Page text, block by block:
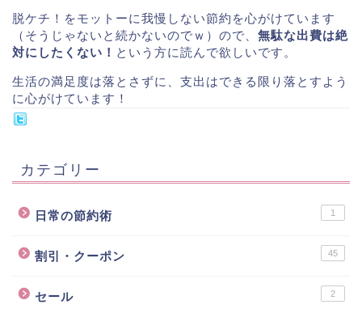
脱ケチ！をモットーに我慢しない節約を心がけています
（そうじゃないと続かないのでｗ）ので、 無駄な出費は絶
対にしたくない！ という方に読んで欲しいです。
生活の満足度は落とさずに、支出はできる限り落とすよう
に心がけています！
カテゴリー
日常の節約術 1
割引・クーポン 45
セール 2